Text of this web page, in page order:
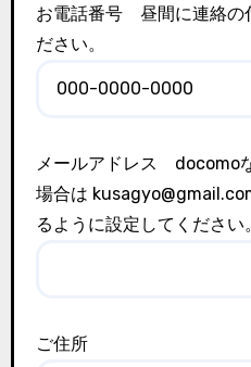
お電話番号 昼間に連絡の
ださい。
メールアドレス docomo
場合は
るように設定してください。
ご住所